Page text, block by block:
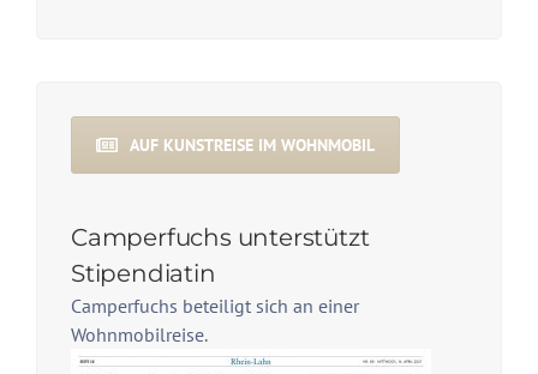
AUF KUNSTREISE IM WOHNMOBIL
Camperfuchs unterstützt
Stipendiatin
Camperfuchs beteiligt sich an einer
Wohnmobilreise.